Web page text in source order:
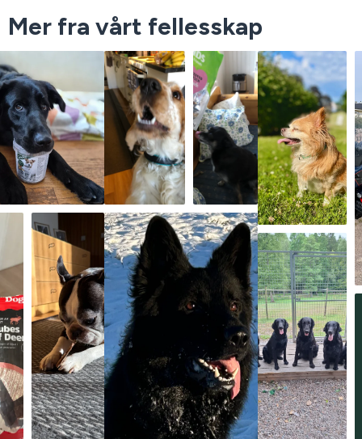
Mer fra vårt fellesskap